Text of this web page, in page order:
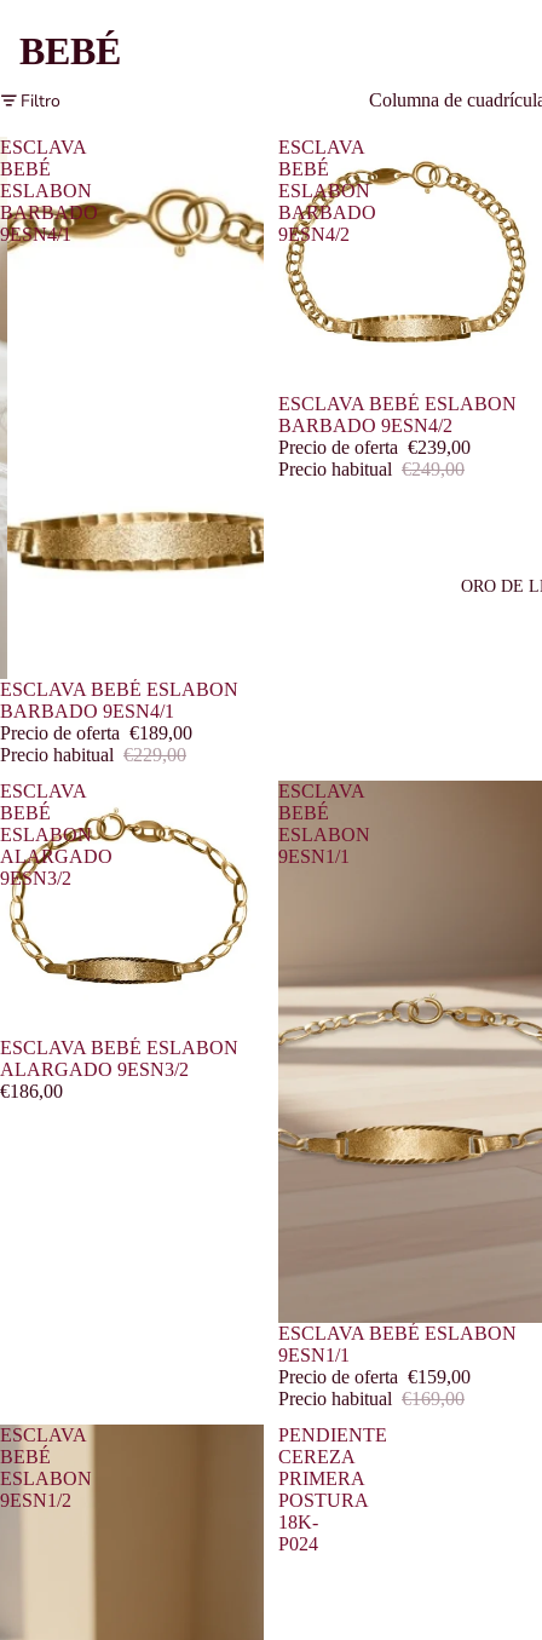
ORO DE
BEBÉ
Filtro Columna de
ESCLAVA
BEBÉ
ESLABON
BARBADO
9ESN4/1
Oferta
ESCLAVA BEBÉ ESLABON
BARBADO 9ESN4/1
Precio de oferta €189,00
Precio habitual €229,00
ESCLAVA
BEBÉ
ESLABON
BARBADO
9ESN4/2
Oferta
ESCLAVA BEBÉ ESLABON
BARBADO 9ESN4/2
Precio de oferta €239,00
Precio habitual €249,00
ESCLAVA
BEBÉ
ESLABON
ALARGADO
9ESN3/2
ESCLAVA BEBÉ ESLABON
ALARGADO 9ESN3/2
€186,00
ESCLAVA
BEBÉ
ESLABON
9ESN1/1
Oferta
ESCLAVA BEBÉ ESLABON
9ESN1/1
Precio de oferta €159,00
Precio habitual €169,00
ESCLAVA
BEBÉ
ESLABON
9ESN1/2
PENDIENTE
CEREZA
PRIMERA
POSTURA
18K-
P024